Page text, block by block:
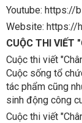
Youtube: https://
Website: https://
CUỘC THI VIẾT
Cuộc thi viết
Cuộc sống tổ
tác phẩm cũng
sinh động công
Cuộc thi viết